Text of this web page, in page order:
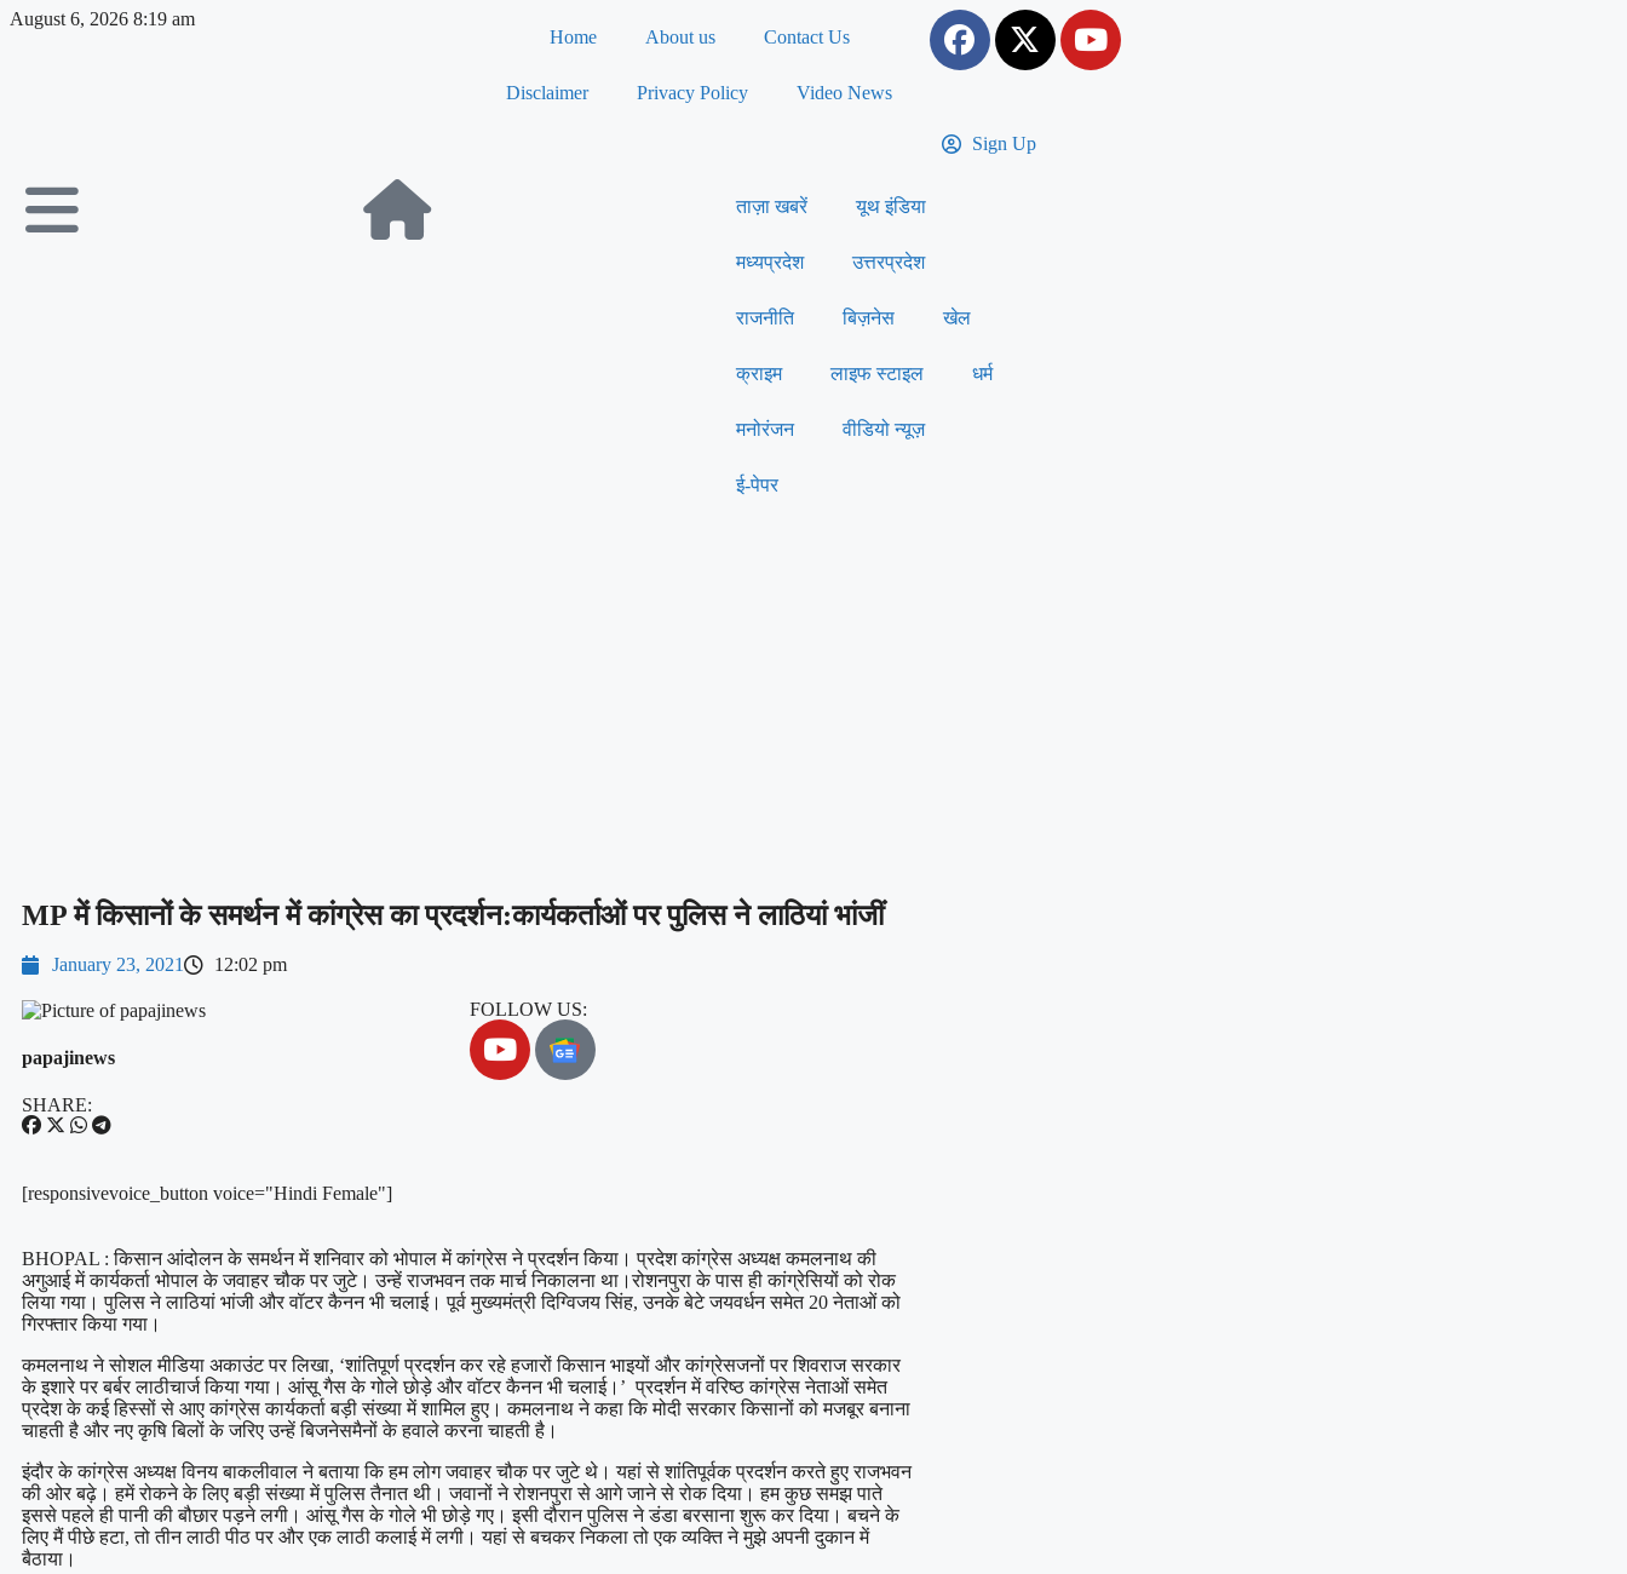
August 6, 2026 8:19 am
Home
About us Contact Us
Disclaimer Privacy Policy Video News
Sign Up
ताज़ा खबरें यूथ इंडिया
मध्यप्रदेश उत्तरप्रदेश
राजनीति बिज़नेस खेल
क्राइम लाइफ स्टाइल धर्म
मनोरंजन वीडियो न्यूज़
ई-पेपर
MP में किसानों के समर्थन में कांग्रेस का प्रदर्शन:कार्यकर्ताओं पर पुलिस ने लाठियां भांजीं
January 23, 2021 12:02 pm
papajinews
FOLLOW US:
SHARE:
[responsivevoice_button voice="Hindi Female"]
BHOPAL : किसान आंदोलन के समर्थन में शनिवार को भोपाल में कांग्रेस ने प्रदर्शन किया। प्रदेश कांग्रेस अध्यक्ष कमलनाथ की
अगुआई में कार्यकर्ता भोपाल के जवाहर चौक पर जुटे। उन्हें राजभवन तक मार्च निकालना था।रोशनपुरा के पास ही कांग्रेसियों को रोक
लिया गया। पुलिस ने लाठियां भांजी और वॉटर कैनन भी चलाई। पूर्व मुख्यमंत्री दिग्विजय सिंह, उनके बेटे जयवर्धन समेत 20 नेताओं को
गिरफ्तार किया गया।
कमलनाथ ने सोशल मीडिया अकाउंट पर लिखा, ‘शांतिपूर्ण प्रदर्शन कर रहे हजारों किसान भाइयों और कांग्रेसजनों पर शिवराज सरकार
के इशारे पर बर्बर लाठीचार्ज किया गया। आंसू गैस के गोले छोड़े और वॉटर कैनन भी चलाई।’ प्रदर्शन में वरिष्ठ कांग्रेस नेताओं समेत
प्रदेश के कई हिस्सों से आए कांग्रेस कार्यकर्ता बड़ी संख्या में शामिल हुए। कमलनाथ ने कहा कि मोदी सरकार किसानों को मजबूर बनाना
चाहती है और नए कृषि बिलों के जरिए उन्हें बिजनेसमैनों के हवाले करना चाहती है।
इंदौर के कांग्रेस अध्यक्ष विनय बाकलीवाल ने बताया कि हम लोग जवाहर चौक पर जुटे थे। यहां से शांतिपूर्वक प्रदर्शन करते हुए राजभवन
की ओर बढ़े। हमें रोकने के लिए बड़ी संख्या में पुलिस तैनात थी। जवानों ने रोशनपुरा से आगे जाने से रोक दिया। हम कुछ समझ पाते
इससे पहले ही पानी की बौछार पड़ने लगी। आंसू गैस के गोले भी छोड़े गए। इसी दौरान पुलिस ने डंडा बरसाना शुरू कर दिया। बचने के
लिए मैं पीछे हटा, तो तीन लाठी पीठ पर और एक लाठी कलाई में लगी। यहां से बचकर निकला तो एक व्यक्ति ने मुझे अपनी दुकान में
बैठाया।